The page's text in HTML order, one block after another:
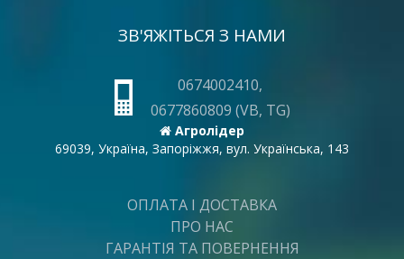
ЗВ'ЯЖІТЬСЯ З НАМИ
0674002410,
0677860809 (VB, TG)
Агролідер
69039, Україна, Запоріжжя, вул. Українська, 143
ОПЛАТА І ДОСТАВКА
ПРО НАС
ГАРАНТІЯ ТА ПОВЕРНЕННЯ